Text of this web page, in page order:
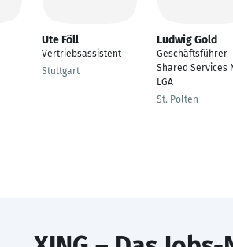
Ute Föll
Vertriebsassistent
Stuttgart
Ludwig Gold
Geschäftsführer
Shared Services
LGA
St. Pölten